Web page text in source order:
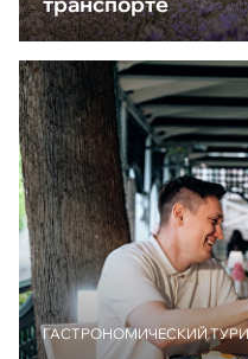
ГАСТРОНОМИЧЕСКИЙ